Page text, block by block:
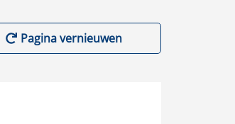
Pagina vernieuwen